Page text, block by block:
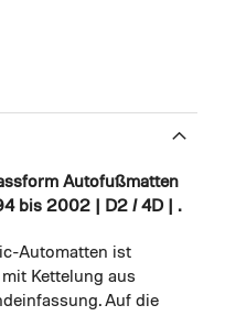
Autofußmatten
bis 2002 | D2 / 4D | .
Automatten ist
Kettelung aus
Auf die